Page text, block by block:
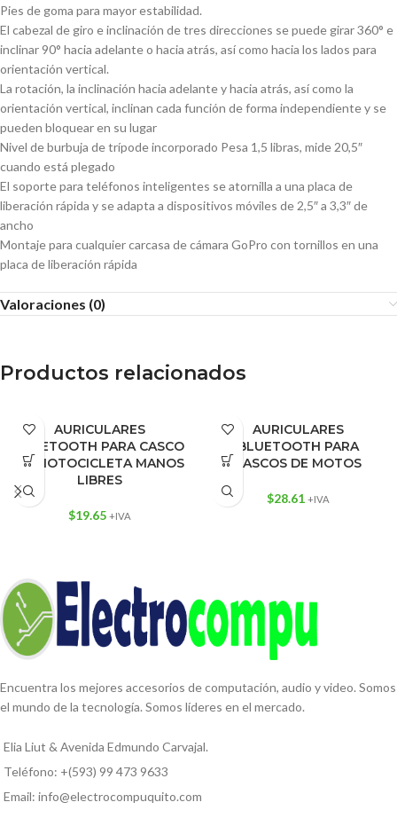
Pies de goma para mayor estabilidad.
El cabezal de giro e inclinación de tres direcciones se puede girar 360° e
inclinar 90° hacia adelante o hacia atrás, así como hacia los lados para
orientación vertical.
La rotación, la inclinación hacia adelante y hacia atrás, así como la
orientación vertical, inclinan cada función de forma independiente y se
pueden bloquear en su lugar
Nivel de burbuja de trípode incorporado Pesa 1,5 libras, mide 20,5″
cuando está plegado
El soporte para teléfonos inteligentes se atornilla a una placa de
liberación rápida y se adapta a dispositivos móviles de 2,5″ a 3,3″ de
ancho
Montaje para cualquier carcasa de cámara GoPro con tornillos en una
placa de liberación rápida
Valoraciones (0)
Productos relacionados
AURICULARES
BLUETOOTH PARA CASCO
DE MOTOCICLETA MANOS
LIBRES
$19.65 +IVA
AURICULARES
BLUETOOTH PARA
CASCOS DE MOTOS
$28.61 +IVA
Encuentra los mejores accesorios de computación, audio y video. Somos
el mundo de la tecnología. Somos líderes en el mercado.
Elia Liut & Avenida Edmundo Carvajal.
Teléfono: +(593) 99 473 9633
Email: info@electrocompuquito.com